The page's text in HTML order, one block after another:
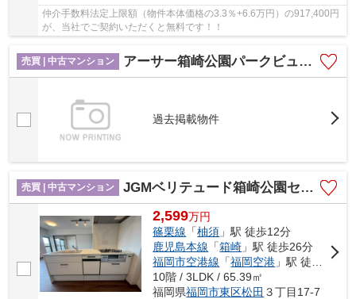
仲介手数料法定上限額（物件本体価格の3.3％+6.6万円）の917,400円
が、当社でご契約いただくと無料です！！
売買 | 中古マンション アーサー箱崎公園パークビュー☆仲介手数料無料☆
過去掲載物件
売買 | 中古マンション JGMベリテュード箱崎公園セカンドステージ☆仲介手数料無料☆
2,599万円
篠栗線 「柚須 」駅 徒歩12分
鹿児島本線 「箱崎 」駅 徒歩26分
福岡市空港線 「福岡空港 」駅 徒歩41分
10階 / 3LDK / 65.39㎡
福岡県福岡市東区松田 ３丁目17-7